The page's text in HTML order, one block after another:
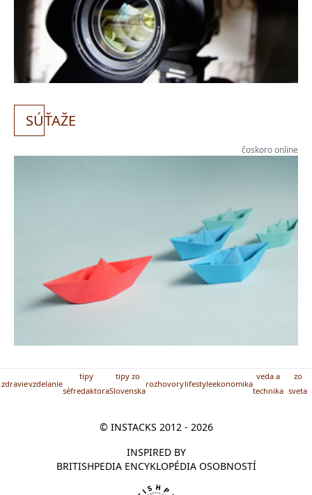
SÚŤAŽE
čoskoro online
zdravievzdelanie
tipy
séfredaktora
tipy zo
Slovenska
rozhovorylifestyleekonomika
veda a
technika
zo
sveta
© INSTACKS 2012 - 2026
INSPIRED BY
BRITISHPEDIA ENCYKLOPÉDIA OSOBNOSTÍ